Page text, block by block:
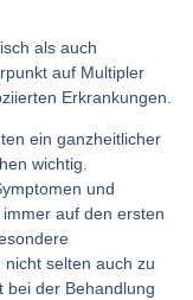
als auch
auf Multipler
Erkrankungen.
ein ganzheitlicher
wichtig.
und
auf den ersten
selten auch zu
bei der Behandlung